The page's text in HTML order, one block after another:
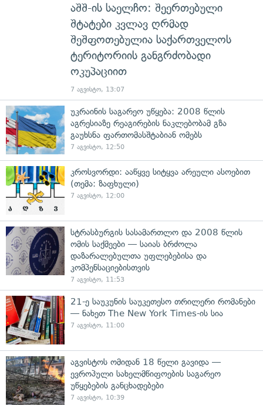
აშშ-ის საელჩო: შეერთებული
შტატები კვლავ ღრმად
შეშფოთებულია საქართველოს
ტერიტორიის განგრძობადი
ოკუპაციით
7 აგვისტო, 13:07
უკრაინის საგარეო უწყება: 2008 წლის
აგრესიაზე რეაგირების ნაკლებობამ გზა
გაუხსნა ფართომასშტაბიან ომებს
7 აგვისტო, 12:50
კროსვორდი: ააწყვე სიტყვა არეული ასოებით
(თემა: ზაფხული)
7 აგვისტო, 12:00
სტრასბურგის სასამართლო და 2008 წლის
ომის საქმეები — საიას ბრძოლა
დაზარალებულთა უფლებებისა და
კომპენსაციებისთვის
7 აგვისტო, 11:53
21-ე საუკუნის საუკეთესო თრილერი რომანები
— ნახეთ The New York Times-ის სია
7 აგვისტო, 11:00
აგვისტოს ომიდან 18 წელი გავიდა —
ევროპული სახელმწიფოების საგარეო
უწყებების განცხადებები
7 აგვისტო, 10:39